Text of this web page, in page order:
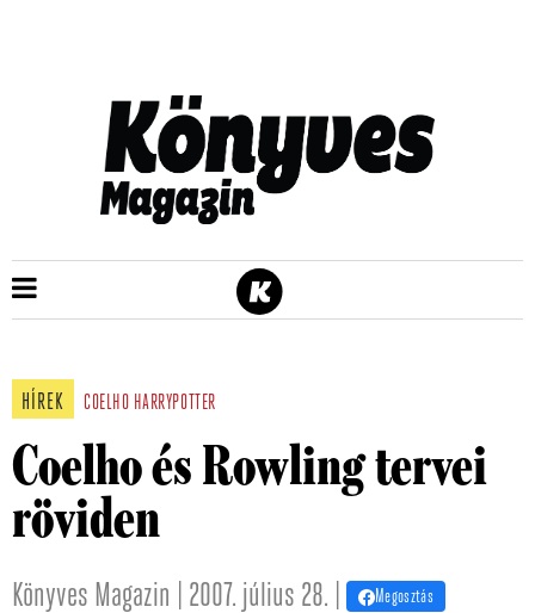
HÍREK COELHO HARRYPOTTER
Coelho és Rowling tervei
röviden
Könyves Magazin | 2007. július 28. | Megosztás